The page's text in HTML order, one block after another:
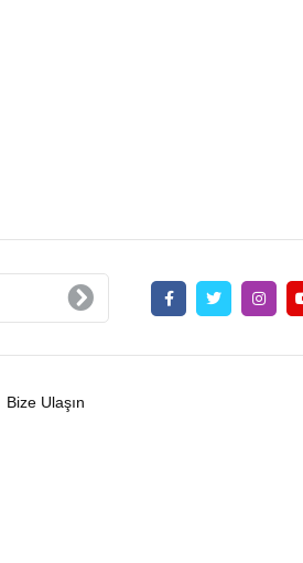
Bize Ulaşın